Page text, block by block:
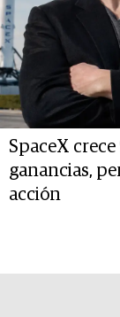
SpaceX
ganancias,
acción